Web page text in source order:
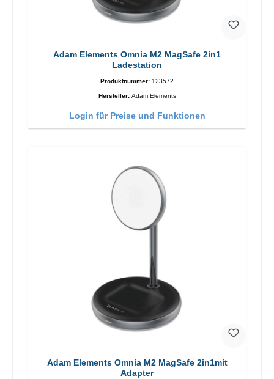
Adam Elements Omnia M2 MagSafe 2in1
Ladestation
Produktnummer: 123572
Hersteller: Adam Elements
Login für Preise und Funktionen
Adam Elements Omnia M2 MagSafe 2in1mit
Adapter